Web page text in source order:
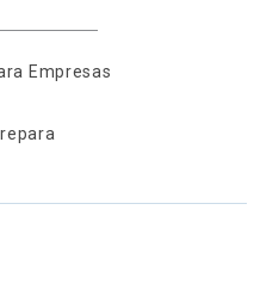
Empresas